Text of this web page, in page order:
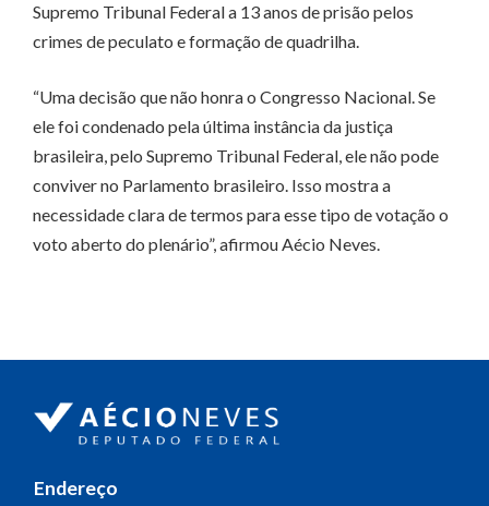
Supremo Tribunal Federal a 13 anos de prisão pelos
crimes de peculato e formação de quadrilha.
“Uma decisão que não honra o Congresso Nacional. Se
ele foi condenado pela última instância da justiça
brasileira, pelo Supremo Tribunal Federal, ele não pode
conviver no Parlamento brasileiro. Isso mostra a
necessidade clara de termos para esse tipo de votação o
voto aberto do plenário”, afirmou Aécio Neves.
Endereço